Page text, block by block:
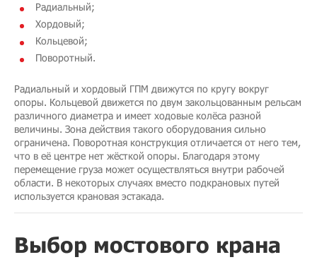
Радиальный;
Хордовый;
Кольцевой;
Поворотный.
Радиальный и хордовый ГПМ движутся по кругу вокруг
опоры. Кольцевой движется по двум закольцованным рельсам
различного диаметра и имеет ходовые колёса разной
величины. Зона действия такого оборудования сильно
ограничена. Поворотная конструкция отличается от него тем,
что в её центре нет жёсткой опоры. Благодаря этому
перемещение груза может осуществляться внутри рабочей
области. В некоторых случаях вместо подкрановых путей
используется крановая эстакада.
Выбор мостового крана